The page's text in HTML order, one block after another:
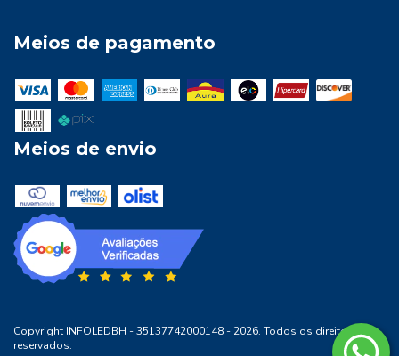
Meios de pagamento
Meios de envio
Copyright INFOLEDBH - 35137742000148 - 2026. Todos os direitos
reservados.